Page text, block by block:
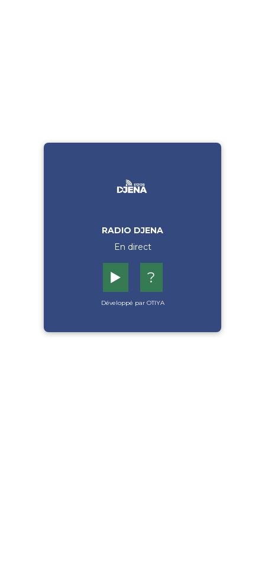
RADIO DJENA
En direct
▶️ ?
Développé par OTIYA